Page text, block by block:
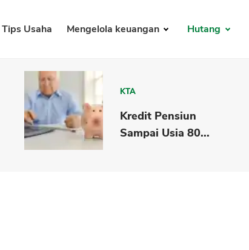
Tips Usaha Mengelola keuangan Hutang
KTA
Kredit Pensiun
Sampai Usia 80...